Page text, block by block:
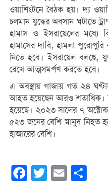
ওয়াশিংটনে বৈঠক হয়। দ্য
চলমান যুদ্ধের অবসান ঘটাতে
হামাস ও ইসরায়েলের মধ্যে
হামাসের দাবি, হামলা
নিতে হবে। ইসরায়েল বলছে,
রেখে আত্মসমর্পণ করতে হবে।
এ অবস্থায় গাজায় গত ২৪
আহত হয়েছেন আরও শতাধিক।
হয়েছে। ২০২৩ সালের ৭
৫২৩ জনের বেশি মানুষ নিহত
হাজারের বেশি।
Facebook
Twitter Email